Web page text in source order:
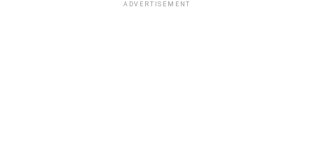
ADVERTISEMENT